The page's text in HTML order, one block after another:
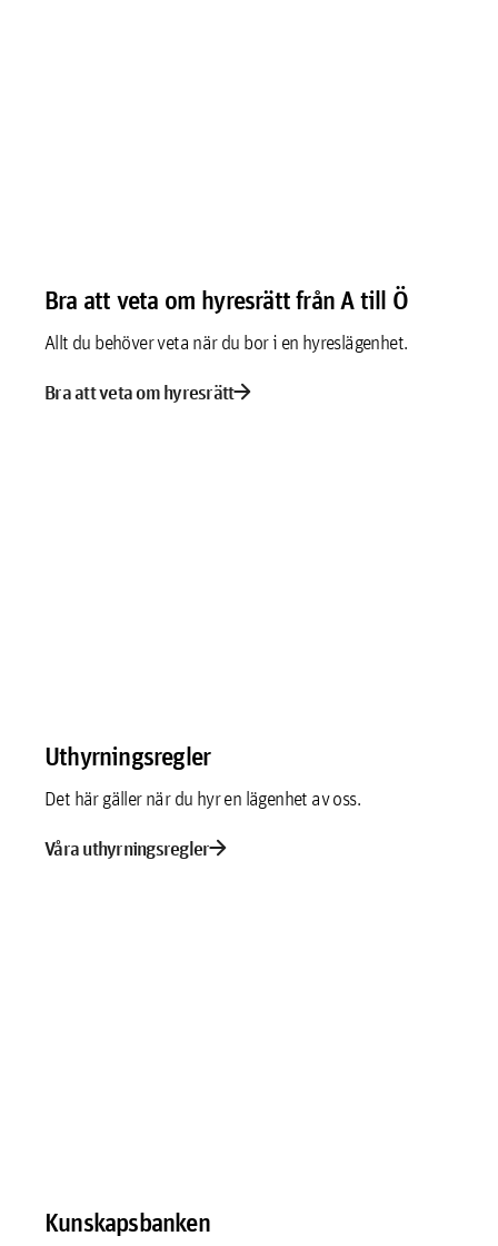
Bra att veta om hyresrätt från A till Ö
Allt du behöver veta när du bor i en hyreslägenhet.
Bra att veta om hyresrättarrow_forward
Uthyrningsregler
Det här gäller när du hyr en lägenhet av oss.
Våra uthyrningsreglerarrow_forward
Kunskapsbanken